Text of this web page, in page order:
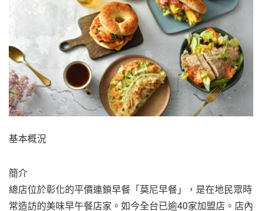
基本概況
簡介
總店位於彰化的平價連鎖早餐「莫尼早餐」，是在地民眾時
常造訪的美味早午餐店家。如今全台已逾40家加盟店。店內